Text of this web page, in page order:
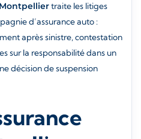
traite les litiges
d’assurance auto :
après sinistre, contestation
sur la responsabilité dans un
décision de suspension